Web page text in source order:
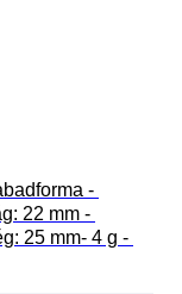
-
22 mm -
25 mm- 4 g -